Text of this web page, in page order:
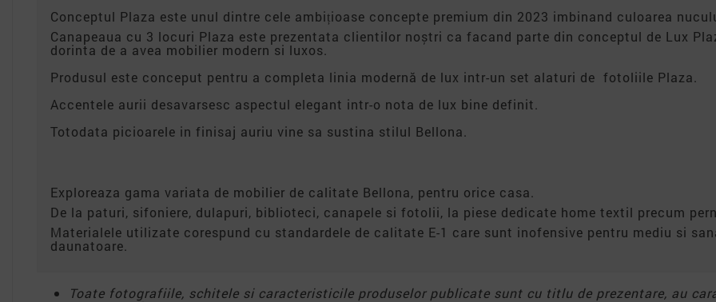
Conceptul Plaza este unul dintre cele ambițioase concepte premium din 2023 imbinand culoarea
Canapeaua cu 3 locuri Plaza este prezentata clientilor noștri ca facand parte din conceptul de Lux
dorinta de a avea mobilier modern si luxos.
Produsul este conceput pentru a completa linia modernă de lux intr-un set alaturi de fotoliile Plaza.
Accentele aurii desavarsesc aspectul elegant intr-o nota de lux bine definit.
Totodata picioarele in finisaj auriu vine sa sustina stilul Bellona.
Exploreaza gama variata de mobilier de calitate Bellona, pentru orice casa.
De la paturi, sifoniere, dulapuri, biblioteci, canapele si fotolii, la piese dedicate home textil precum
Materialele utilizate corespund cu standardele de calitate E-1 care sunt inofensive pentru mediu si
daunatoare.
Toate fotografiile, schitele si caracteristicile produselor publicate sunt cu titlu de prezentare, au